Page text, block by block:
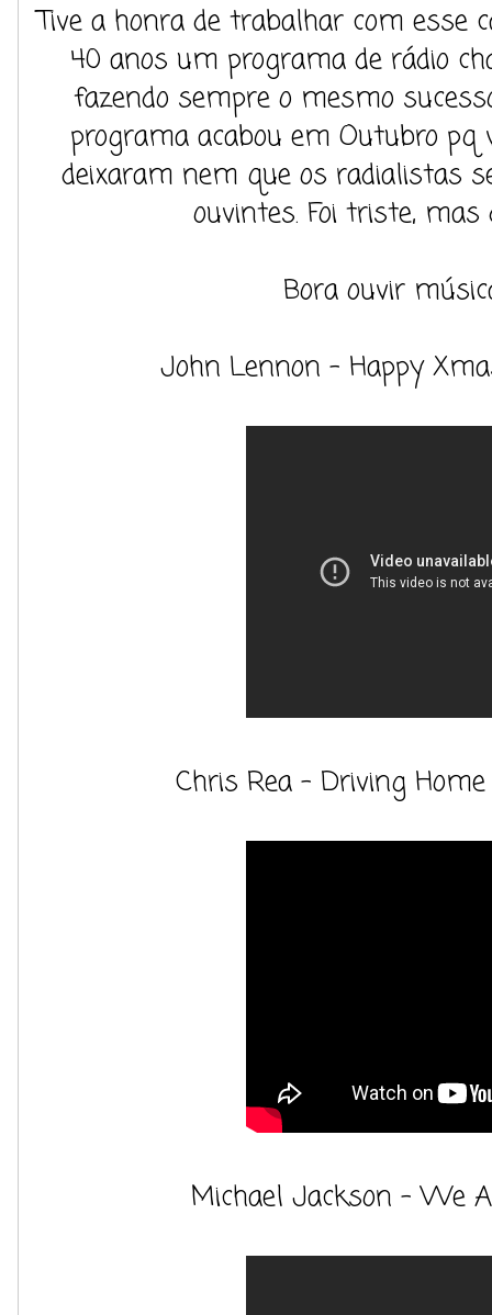
Tive a honra de trabalhar com esse
40 anos um programa de rádio
fazendo sempre o mesmo
programa acabou em Outubro pq
deixaram nem que os radialistas
ouvintes. Foi triste, mas
Bora ouvir
John Lennon - Happy
Chris Rea - Driving
Michael Jackson - We